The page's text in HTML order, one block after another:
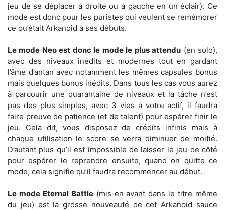
jeu de se déplacer à droite ou à gauche en un éclair). Ce
mode est donc pour les puristes qui veulent se remémorer
ce qu’était Arkanoid à ses débuts.
Le mode Neo est donc le mode le plus attendu (en solo),
avec des niveaux inédits et modernes tout en gardant
l’âme d’antan avec notamment les mêmes capsules bonus
mais quelques bonus inédits. Dans tous les cas vous aurez
à parcourir une quarantaine de niveaux et la tâche n’est
pas des plus simples, avec 3 vies à votre actif, il faudra
faire preuve de patience (et de talent) pour espérer finir le
jeu. Cela dit, vous disposez de crédits infinis mais à
chaque utilisation le score se verra diminuer de moitié.
D’autant plus qu’il est impossible de laisser le jeu de côté
pour espérer le reprendre ensuite, quand on quitte ce
mode, cela signifie qu’il faudra recommencer au début.
Le mode Eternal Battle(mis en avant dans le titre même
du jeu) est la grosse nouveauté de cet Arkanoid sauce